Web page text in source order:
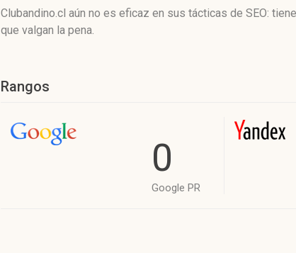
Clubandino.cl aún no es eficaz en sus tácticas de SEO:
que valgan la pena.
Rangos
0
Google PR